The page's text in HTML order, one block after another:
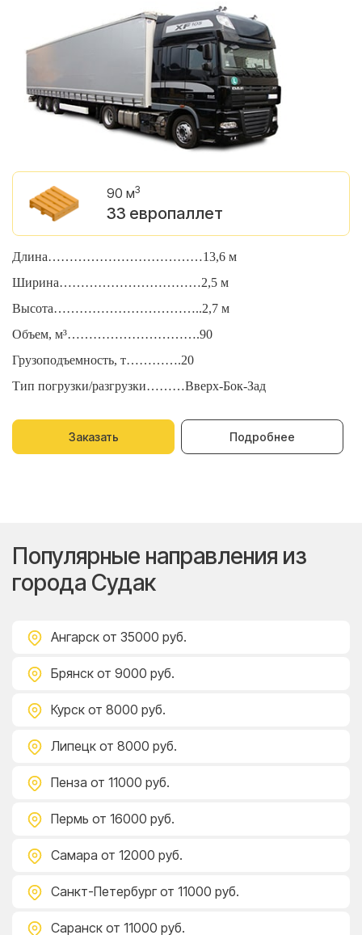
90 м3
33 европаллет
Длина………………………………13,6 м
Ширина……………………………2,5 м
Высота……………………………..2,7 м
Объем, м³………………………….90
Грузоподъемность, т………….20
Тип погрузки/разгрузки………Вверх-Бок-Зад
Заказать Подробнее
Популярные направления из
города Судак
Ангарск от 35000 руб.
Брянск от 9000 руб.
Курск от 8000 руб.
Липецк от 8000 руб.
Пенза от 11000 руб.
Пермь от 16000 руб.
Самара от 12000 руб.
Санкт-Петербург от 11000 руб.
Саранск от 11000 руб.